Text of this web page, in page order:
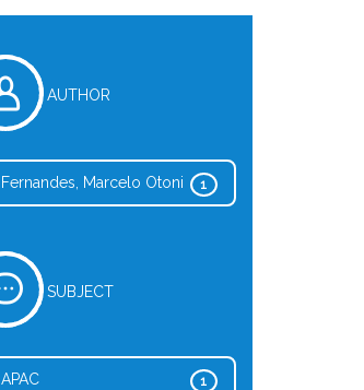
AUTHOR
1
Fernandes, Marcelo Otoni
SUBJECT
1
APAC